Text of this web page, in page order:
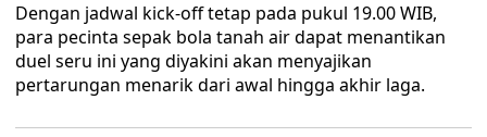
Dengan jadwal kick-off tetap pada pukul 19.00 WIB,
para pecinta sepak bola tanah air dapat menantikan
duel seru ini yang diyakini akan menyajikan
pertarungan menarik dari awal hingga akhir laga.